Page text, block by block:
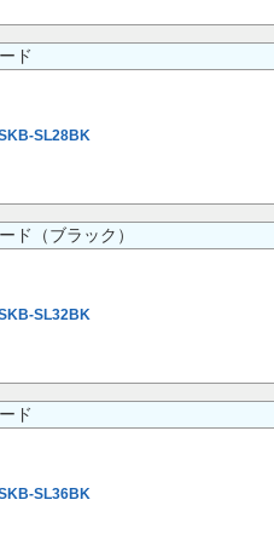
ド
SL28BK
ド（ブラック）
SL32BK
ド
SL36BK